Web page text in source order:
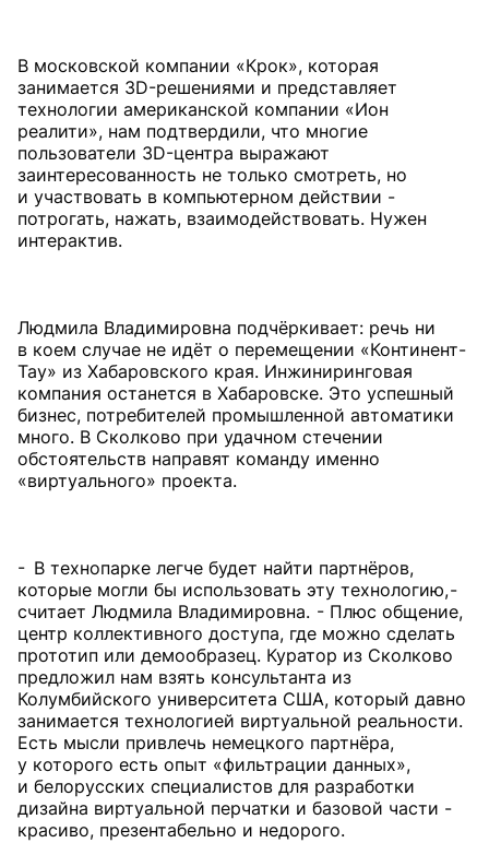
В московской компании «Крок», которая
занимается 3D-решениями и представляет
технологии американской компании «Ион
реалити», нам подтвердили, что многие
пользователи 3D-центра выражают
заинтересованность не только смотреть, но
и участвовать в компьютерном действии -
потрогать, нажать, взаимодействовать. Нужен
интерактив.
Людмила Владимировна подчёркивает: речь ни
в коем случае не идёт о перемещении «Континент-
Тау» из Хабаровского края. Инжиниринговая
компания останется в Хабаровске. Это успешный
бизнес, потребителей промышленной автоматики
много. В Сколково при удачном стечении
обстоятельств направят команду именно
«виртуального» проекта.
- В технопарке легче будет найти партнёров,
которые могли бы использовать эту технологию, -
считает Людмила Владимировна. - Плюс общение,
центр коллективного доступа, где можно сделать
прототип или демообразец. Куратор из Сколково
предложил нам взять консультанта из
Колумбийского университета США, который давно
занимается технологией виртуальной реальности.
Есть мысли привлечь немецкого партнёра,
у которого есть опыт «фильтрации данных»,
и белорусских специалистов для разработки
дизайна виртуальной перчатки и базовой части -
красиво, презентабельно и недорого.